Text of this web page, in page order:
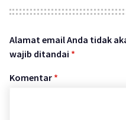
Alamat email Anda tidak
wajib ditandai *
Komentar *